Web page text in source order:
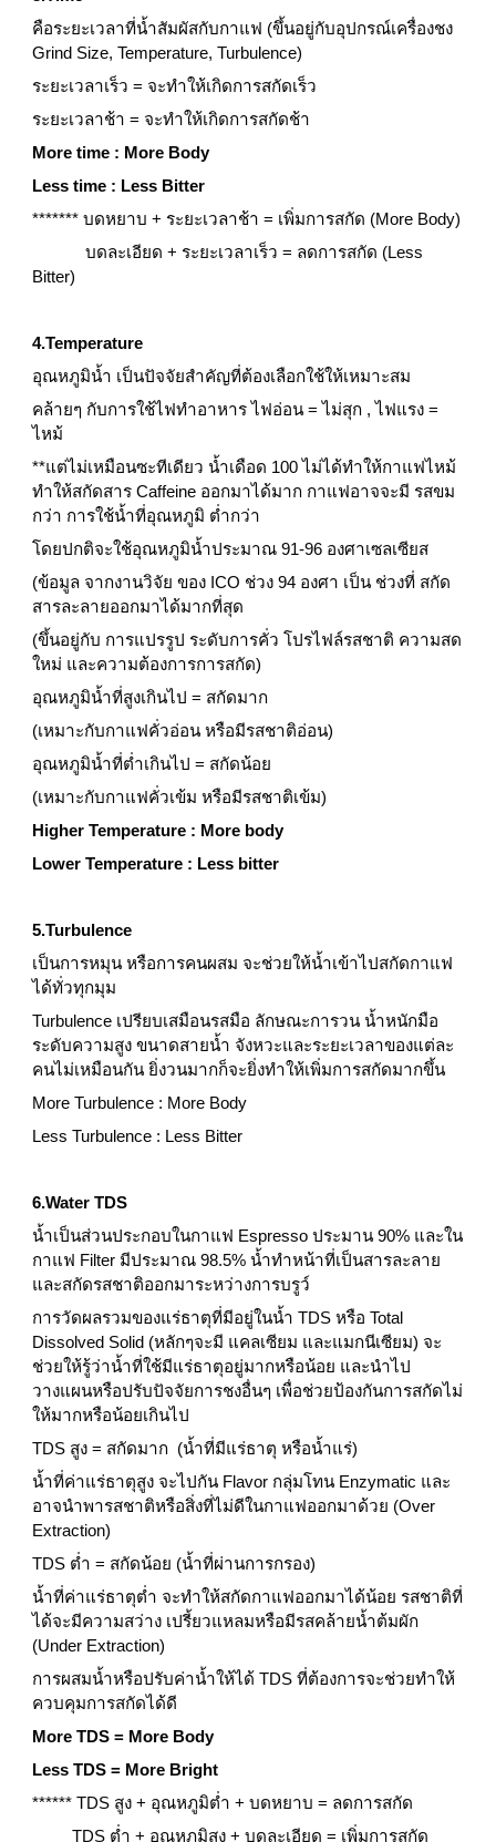
คือระยะเวลาที่น้ำสัมผัสกับกาแฟ (ขึ้นอยู่กับอุปกรณ์เครื่องชง
Grind Size, Temperature, Turbulence)
ระยะเวลาเร็ว = จะทำให้เกิดการสกัดเร็ว
ระยะเวลาช้า = จะทำให้เกิดการสกัดช้า
More time : More Body
Less time : Less Bitter
******* บดหยาบ + ระยะเวลาช้า = เพิ่มการสกัด (More Body)
            บดละเอียด + ระยะเวลาเร็ว = ลดการสกัด (Less
Bitter)
4.Temperature
อุณหภูมิน้ำ เป็นปัจจัยสำคัญที่ต้องเลือกใช้ให้เหมาะสม
คล้ายๆ กับการใช้ไฟทำอาหาร ไฟอ่อน = ไม่สุก , ไฟแรง =
ไหม้
**แต่ไม่เหมือนซะทีเดียว น้ำเดือด 100 ไม่ได้ทำให้กาแฟไหม้
ทำให้สกัดสาร Caffeine ออกมาได้มาก กาแฟอาจจะมี รสขม
กว่า การใช้น้ำที่อุณหภูมิ ต่ำกว่า
โดยปกติจะใช้อุณหภูมิน้ำประมาณ 91-96 องศาเซลเซียส
(ข้อมูล จากงานวิจัย ของ ICO ช่วง 94 องศา เป็น ช่วงที่ สกัด
สารละลายออกมาได้มากที่สุด
(ขึ้นอยู่กับ การแปรรูป ระดับการคั่ว โปรไฟล์รสชาติ ความสด
ใหม่ และความต้องการการสกัด)
อุณหภูมิน้ำที่สูงเกินไป = สกัดมาก
(เหมาะกับกาแฟคั่วอ่อน หรือมีรสชาติอ่อน)
อุณหภูมิน้ำที่ต่ำเกินไป = สกัดน้อย
(เหมาะกับกาแฟคั่วเข้ม หรือมีรสชาติเข้ม)
Higher Temperature : More body
Lower Temperature : Less bitter
5.Turbulence
เป็นการหมุน หรือการคนผสม จะช่วยให้น้ำเข้าไปสกัดกาแฟ
ได้ทั่วทุกมุม
Turbulence เปรียบเสมือนรสมือ ลักษณะการวน น้ำหนักมือ
ระดับความสูง ขนาดสายน้ำ จังหวะและระยะเวลาของแต่ละ
คนไม่เหมือนกัน ยิ่งวนมากก็จะยิ่งทำให้เพิ่มการสกัดมากขึ้น
More Turbulence : More Body
Less Turbulence : Less Bitter
6.Water TDS
น้ำเป็นส่วนประกอบในกาแฟ Espresso ประมาน 90% และใน
กาแฟ Filter มีประมาณ 98.5% น้ำทำหน้าที่เป็นสารละลาย
และสกัดรสชาติออกมาระหว่างการบรูว์
การวัดผลรวมของแร่ธาตุที่มีอยู่ในน้ำ TDS หรือ Total
Dissolved Solid (หลักๆจะมี แคลเซียม และแมกนีเซียม) จะ
ช่วยให้รู้ว่าน้ำที่ใช้มีแร่ธาตุอยู่มากหรือน้อย และนำไป
วางแผนหรือปรับปัจจัยการชงอื่นๆ เพื่อช่วยป้องกันการสกัดไม่
ให้มากหรือน้อยเกินไป
TDS สูง = สกัดมาก  (น้ำที่มีแร่ธาตุ หรือน้ำแร่)
น้ำที่ค่าแร่ธาตุสูง จะไปกัน Flavor กลุ่มโทน Enzymatic และ
อาจนำพารสชาติหรือสิ่งที่ไม่ดีในกาแฟออกมาด้วย (Over
Extraction)
TDS ต่ำ = สกัดน้อย (น้ำที่ผ่านการกรอง)
น้ำที่ค่าแร่ธาตุต่ำ จะทำให้สกัดกาแฟออกมาได้น้อย รสชาติที่
ได้จะมีความสว่าง เปรี้ยวแหลมหรือมีรสคล้ายน้ำต้มผัก
(Under Extraction)
การผสมน้ำหรือปรับค่าน้ำให้ได้ TDS ที่ต้องการจะช่วยทำให้
ควบคุมการสกัดได้ดี
More TDS = More Body
Less TDS = More Bright
****** TDS สูง + อุณหภูมิต่ำ + บดหยาบ = ลดการสกัด
         TDS ต่ำ + อูณหภูมิสูง + บดละเอียด = เพิ่มการสกัด